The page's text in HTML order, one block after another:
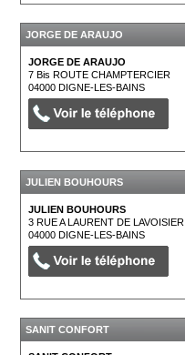
JORGE DE ARAUJO
JORGE DE ARAUJO
7 Bis ROUTE CHAMPTERCIER
04000DIGNE-LES-BAINS
JULIEN BOUHOURS
JULIEN BOUHOURS
3 RUE A LAURENT DE LAVOISIER
04000DIGNE-LES-BAINS
SANIT CONFORT